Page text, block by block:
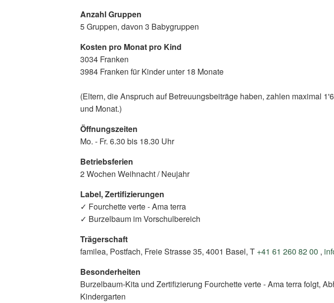
Anzahl Gruppen
5 Gruppen, davon 3 Babygruppen
Kosten pro Monat pro Kind
3034 Franken
3984 Franken für Kinder unter 18 Monate
(Eltern, die Anspruch auf Betreuungsbeiträge haben, zahlen maximal
und Monat.)
Öffnungszeiten
Mo. - Fr. 6.30 bis 18.30 Uhr
Betriebsferien
2 Wochen Weihnacht / Neujahr
Label, Zertifizierungen
✓ Fourchette verte - Ama terra
✓ Burzelbaum im Vorschulbereich
Trägerschaft
familea, Postfach, Freie Strasse 35, 4001 Basel, T +41 61 260 82 00 ,
Besonderheiten
Burzelbaum-Kita und Zertifizierung Fourchette verte - Ama terra folgt,
Kindergarten